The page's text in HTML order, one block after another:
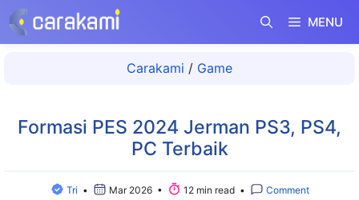
Langsung
ke
MENU
Carakami / Game
Formasi PES 2024 Jerman PS3, PS4,
PC Terbaik
Tri • Mar 2026 • 12 min read • Comment